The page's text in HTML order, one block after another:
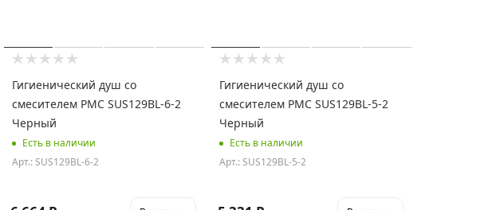
Гигиенический душ со
смесителем РМС SUS129BL-6-2
Черный
Есть в наличии
Арт.: SUS129BL-6-2
Гигиенический душ со
смесителем РМС SUS129BL-5-2
Черный
Есть в наличии
Арт.: SUS129BL-5-2